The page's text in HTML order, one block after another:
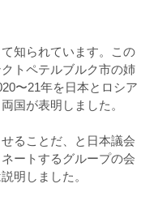
知られています。この
トペテルブルク市の姉
〜21年を日本とロシア
国が表明しました。
ることだ、と日本議会
ートするグループの会
明しました。